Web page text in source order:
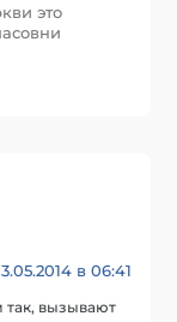
это
в 06:41
так, вызывают